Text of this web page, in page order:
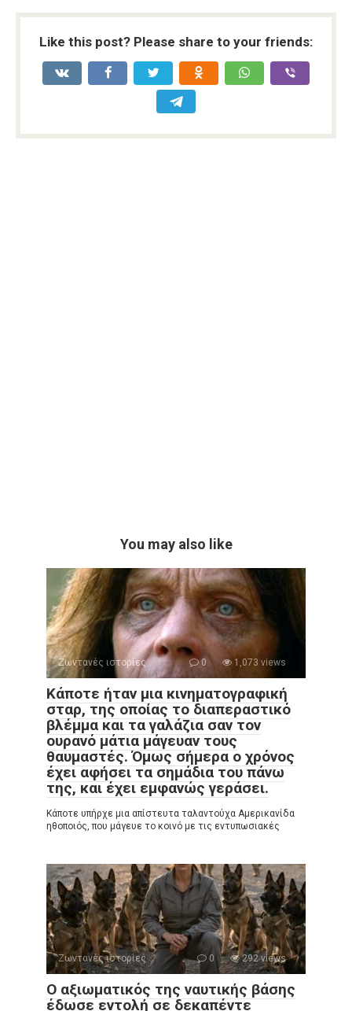
Like this post? Please share to your friends:
You may also like
Ζωντανές ιστορίες 0 1,073 views
Κάποτε ήταν μια κινηματογραφική
σταρ, της οποίας το διαπεραστικό
βλέμμα και τα γαλάζια σαν τον
ουρανό μάτια μάγευαν τους
θαυμαστές. Όμως σήμερα ο χρόνος
έχει αφήσει τα σημάδια του πάνω
της, και έχει εμφανώς γεράσει.
Κάποτε υπήρχε μια απίστευτα ταλαντούχα Αμερικανίδα
ηθοποιός, που μάγευε το κοινό με τις εντυπωσιακές
Ζωντανές ιστορίες 0 292 views
Ο αξιωματικός της ναυτικής βάσης
έδωσε εντολή σε δεκαπέντε